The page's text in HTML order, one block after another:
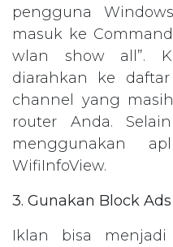
pengguna
masuk ke
wlan show all”.
diarahkan ke
channel yang
router Anda.
menggunakan
WifiInfoView.
3. Gunakan Block Ads
Iklan bisa